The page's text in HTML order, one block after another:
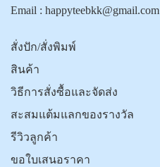
Email : happyteebkk@gmail.com
สั่งปัก/สั่งพิมพ์
สินค้า
วิธีการสั่งซื้อและจัดส่ง
สะสมแต้มแลกของรางวัล
รีวิวลูกค้า
ขอใบเสนอราคา